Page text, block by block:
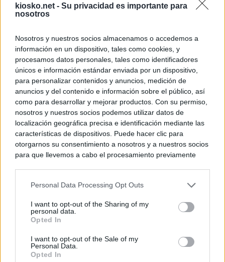
kiosko.net - Su privacidad es importante para
nosotros
Nosotros y nuestros socios almacenamos o accedemos a
información en un dispositivo, tales como cookies, y
procesamos datos personales, tales como identificadores
únicos e información estándar enviada por un dispositivo,
para personalizar contenidos y anuncios, medición de
anuncios y del contenido e información sobre el público, así
como para desarrollar y mejorar productos. Con su permiso,
nosotros y nuestros socios podemos utilizar datos de
localización geográfica precisa e identificación mediante las
características de dispositivos. Puede hacer clic para
otorgarnos su consentimiento a nosotros y a nuestros socios
para que llevemos a cabo el procesamiento previamente
negar su consentimiento. Tenga en cuenta que algún
de su consentimiento, pero usted tiene el derecho de
rechazar tal procesamiento. Sus preferencias se aplicarán
cualquier momento entrando de nuevo en este sitio web o
visitando nuestra política de privacidad.
Personal Data Processing Opt Outs
I want to opt-out of the Sharing of my
personal data.
Opted In
I want to opt-out of the Sale of my
Personal Data.
Opted In